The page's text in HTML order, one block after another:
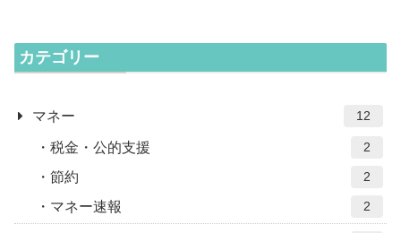
カテゴリー
マネー 12
税金・公的支援 2
節約 2
マネー速報 2